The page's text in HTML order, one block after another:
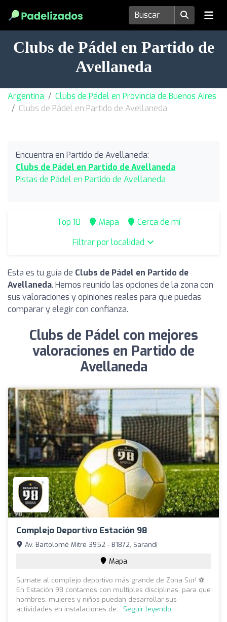
Clubs de Pádel en Partido de
Avellaneda
Argentina
Clubs de Pádel en Provincia de Buenos Aires
Clubs de Pádel en Partido de Avellaneda
Encuentra en Partido de Avellaneda:
Clubs de Pádel en Partido de Avellaneda
Pistas de Pádel en Partido de Avellaneda
Top 10 Mapa
Cerca de mí
Filtrar por localidad
Esta es tu guía de Clubs de Pádel en Partido de
Avellaneda. Hemos reunido las opciones de la zona con
sus valoraciones y opiniones reales para que puedas
comparar y elegir con confianza.
Clubs de Pádel con mejores
valoraciones en Partido de
Avellaneda
Complejo Deportivo Estación 98
Av. Bartolomé Mitre 3952 - B1872, Sarandí
Mapa
Sumate al complejo deportivo más grande de Zona Sur! ⚽
En Estación 98 contamos con multiples disciplinas, para que
hombres, mujeres y niños puedan desarrollar sus
actividades en instalaciones de... Seguir leyendo